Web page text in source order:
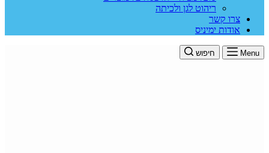
ריהוט לגן ולכיתה
צרו קשר
אודות ימיניס
Menu חיפוש